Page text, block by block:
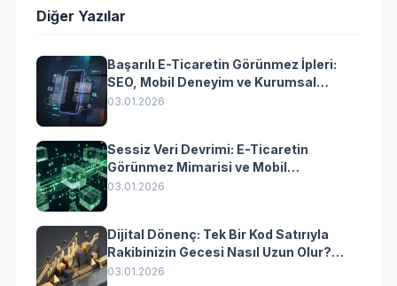
Diğer Yazılar
Başarılı E-Ticaretin Görünmez İpleri:
SEO, Mobil Deneyim ve Kurumsal
Yazılımın Kazandıran Senkronizasyonu
03.01.2026
Sessiz Veri Devrimi: E-Ticaretin
Görünmez Mimarisi ve Mobil
Dönüşümün Kurumsal Anahtarı
03.01.2026
Dijital Dönenç: Tek Bir Kod Satırıyla
Rakibinizin Gecesi Nasıl Uzun Olur?
(Kurumsal Yazılımın Güçlü Rolü)
03.01.2026